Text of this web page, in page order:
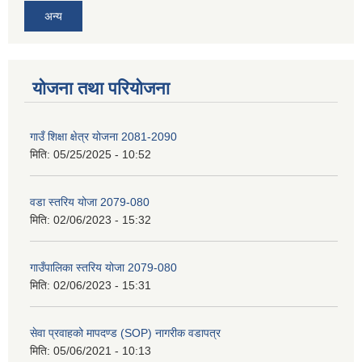
अन्य
योजना तथा परियोजना
गाउँ शिक्षा क्षेत्र योजना 2081-2090
मिति: 05/25/2025 - 10:52
वडा स्तरिय योजा 2079-080
मिति: 02/06/2023 - 15:32
गाउँपालिका स्तरिय योजा 2079-080
मिति: 02/06/2023 - 15:31
सेवा प्रवाहको मापदण्ड (SOP) नागरीक वडापत्र
मिति: 05/06/2021 - 10:13